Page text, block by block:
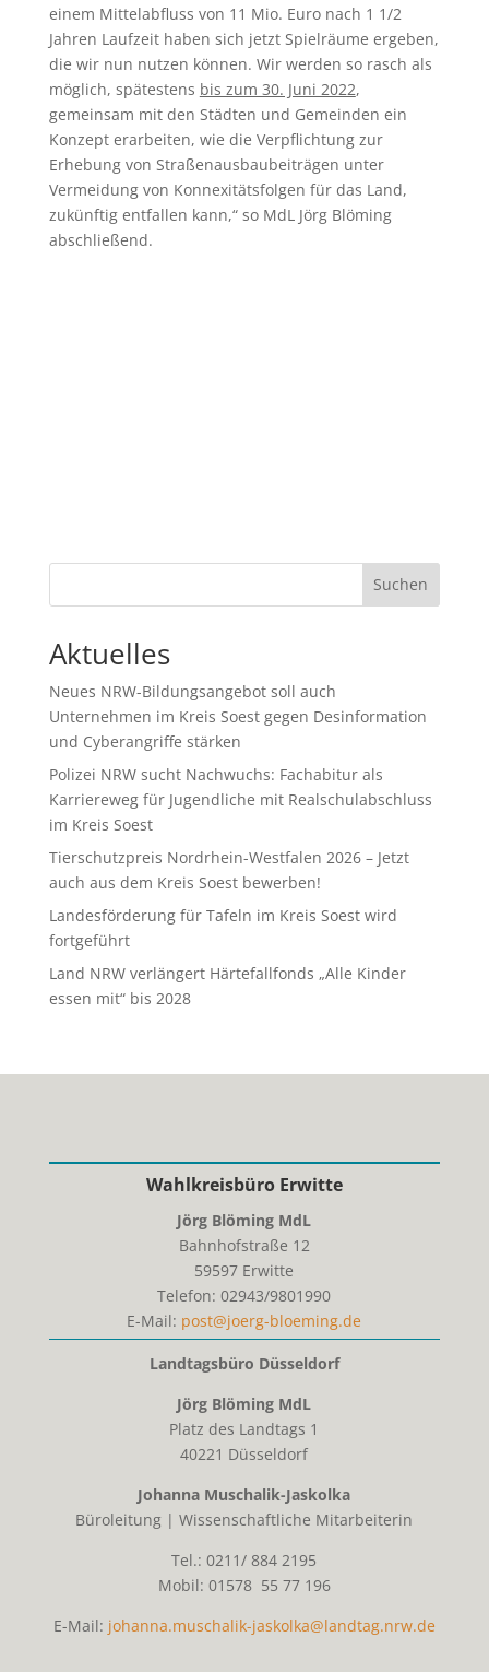
einem Mittelabfluss von 11 Mio. Euro nach 1 1/2
Jahren Laufzeit haben sich jetzt Spielräume ergeben,
die wir nun nutzen können. Wir werden so rasch als
möglich, spätestens bis zum 30. Juni 2022,
gemeinsam mit den Städten und Gemeinden ein
Konzept erarbeiten, wie die Verpflichtung zur
Erhebung von Straßenausbaubeiträgen unter
Vermeidung von Konnexitätsfolgen für das Land,
zukünftig entfallen kann,“ so MdL Jörg Blöming
abschließend.
Suchen
Aktuelles
Neues NRW-Bildungsangebot soll auch
Unternehmen im Kreis Soest gegen Desinformation
und Cyberangriffe stärken
Polizei NRW sucht Nachwuchs: Fachabitur als
Karriereweg für Jugendliche mit Realschulabschluss
im Kreis Soest
Tierschutzpreis Nordrhein-Westfalen 2026 – Jetzt
auch aus dem Kreis Soest bewerben!
Landesförderung für Tafeln im Kreis Soest wird
fortgeführt
Land NRW verlängert Härtefallfonds „Alle Kinder
essen mit“ bis 2028
Wahlkreisbüro Erwitte
Jörg Blöming MdL
Bahnhofstraße 12
59597 Erwitte
Telefon: 02943/9801990
E-Mail: post@joerg-bloeming.de
Landtagsbüro Düsseldorf
Jörg Blöming MdL
Platz des Landtags 1
40221 Düsseldorf
Johanna Muschalik-Jaskolka
Büroleitung | Wissenschaftliche Mitarbeiterin
Tel.: 0211/ 884 2195
Mobil: 01578 55 77 196
E-Mail: johanna.muschalik-jaskolka@landtag.nrw.de